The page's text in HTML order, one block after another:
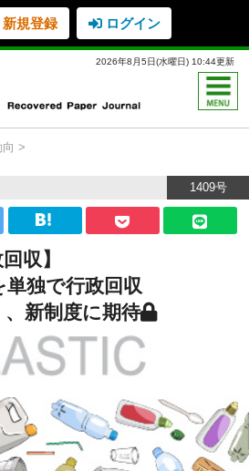
規登録 ログイン
2026年8月5日(水曜日) 10:44更新
1409号
収】
独で行政回収
新制度に期待